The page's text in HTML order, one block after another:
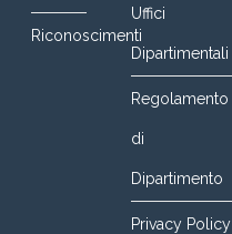
Riconoscimenti
Uffici
Dipartimentali
Regolamento
di
Dipartimento
Privacy Policy